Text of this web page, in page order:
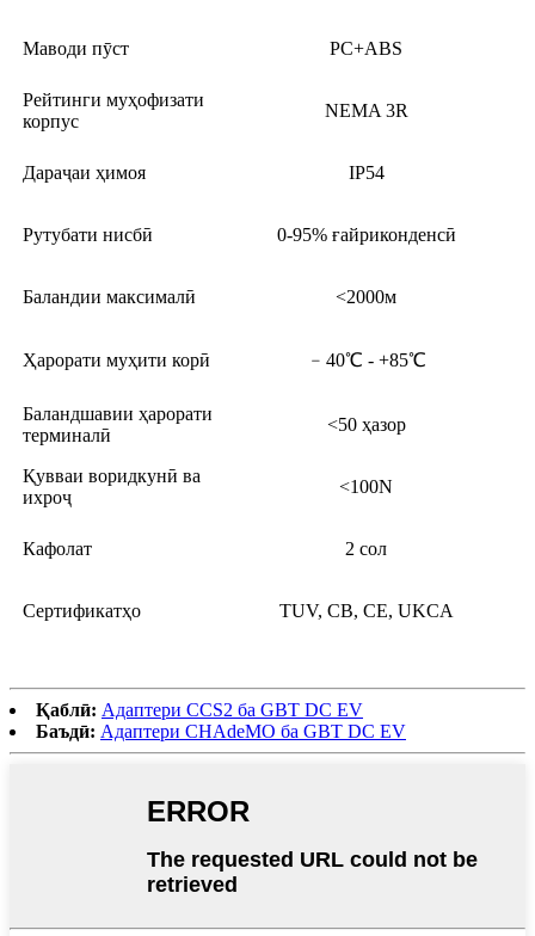
Маводи пӯст PC+ABS
Рейтинги муҳофизати
корпус
NEMA 3R
Дараҷаи ҳимоя IP54
Рутубати нисбӣ 0-95% ғайриконденсӣ
Баландии максималӣ <2000м
Ҳарорати муҳити корӣ ﹣40℃ - +85℃
Баландшавии ҳарорати
терминалӣ
<50 ҳазор
Қувваи воридкунӣ ва
ихроҷ
<100N
Кафолат 2 сол
Сертификатҳо TUV, CB, CE, UKCA
Қаблӣ: Адаптери CCS2 ба GBT DC EV
Баъдӣ: Адаптери CHAdeMO ба GBT DC EV